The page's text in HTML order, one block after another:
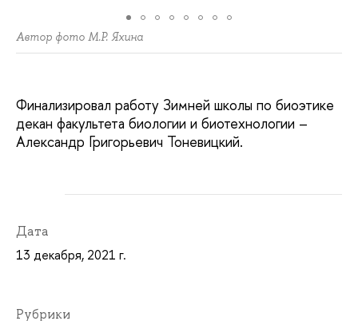
Автор фото М.Р. Яхина
Финализировал работу Зимней школы по биоэтике
декан факультета биологии и биотехнологии –
Александр Григорьевич Тоневицкий.
Дата
13 декабря, 2021 г.
Рубрики